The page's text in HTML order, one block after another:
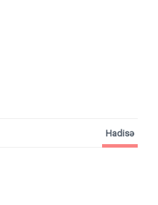
Hadisə